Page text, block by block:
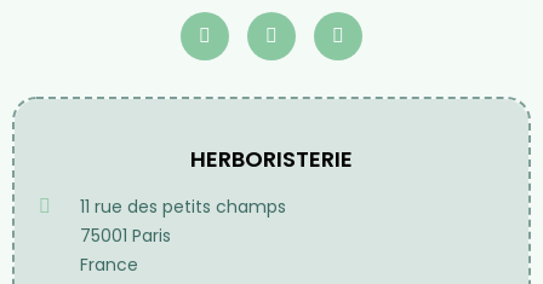
HERBORISTERIE
11 rue des petits champs
75001 Paris
France